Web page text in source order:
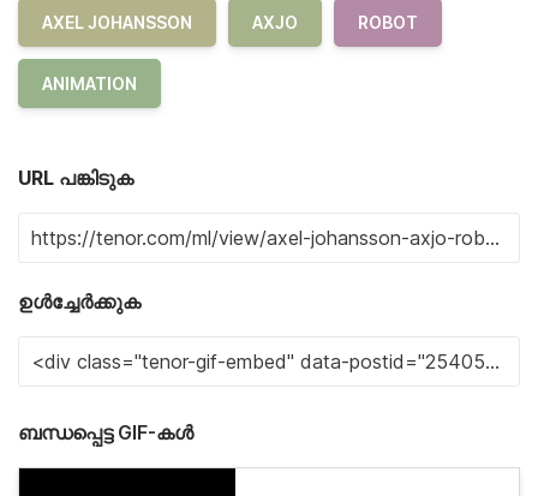
AXEL JOHANSSON AXJO ROBOT
ANIMATION
URL പങ്കിടുക
ഉൾച്ചേർക്കുക
ബന്ധപ്പെട്ട GIF-കൾ